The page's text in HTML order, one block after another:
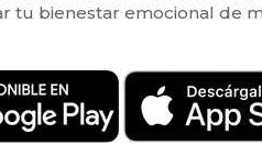
tu bienestar emocional de